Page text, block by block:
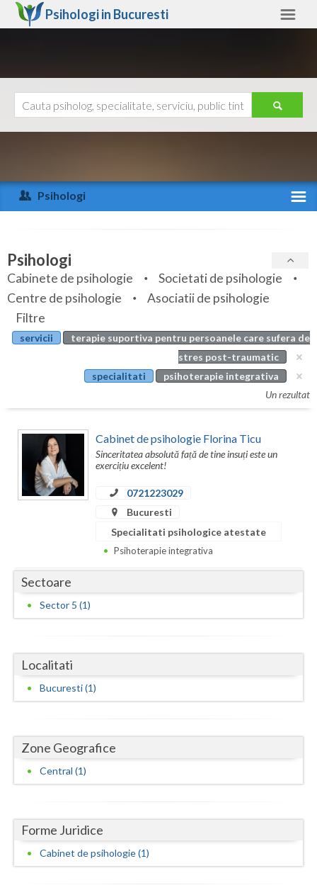
Psihologi in Bucuresti
Arad
Arges
Bihor
Bistrita-Nasaud
Botosani
Bucuresti
Calarasi
Caras-Severin
Covasna
Dambovita
Galati
Giurgiu
Harghita
Iasi
Ilfov
Ajutor
Psihologi
Specialitati
Servicii
Articole
Evenimente
Psihologi
Cabinete de psihologie
Societati de psihologie
Centre de psihologie
Asociatii de psihologie
Filtre
servicii
terapie suportiva pentru persoanele care sufera de
stres post-traumatic
specialitati
psihoterapie integrativa
Un rezultat
Cabinet de psihologie Florina Ticu
Sinceritatea absolută față de tine insuți este un
exercițiu excelent!
0721223029
Bucuresti
Specialitati psihologice atestate
Psihoterapie integrativa
Sectoare
Sector 5 (1)
Localitati
Bucuresti (1)
Zone Geografice
Central (1)
Forme Juridice
Cabinet de psihologie (1)